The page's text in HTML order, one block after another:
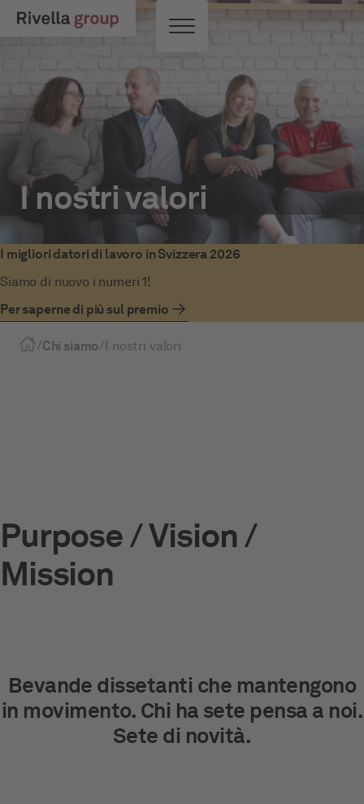
Vai al contenuto principale
Interruttore di menu
I nostri valori
I migliori datori di lavoro in Svizzera 2026
Siamo di nuovo i numeri 1!
Per saperne di più sul premio
/Chi siamo/I nostri valori
Purpose / Vision /
Mission
Bevande dissetanti che mantengono
in movimento. Chi ha sete pensa a noi.
Sete di novità.